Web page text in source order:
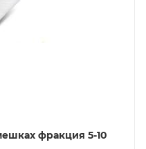
фракция 5-10